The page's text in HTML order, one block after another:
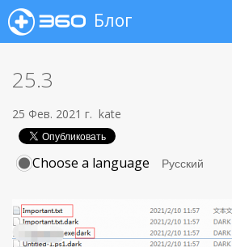
Блог
25.3
25 Фев. 2021 г. kate
Choose a language